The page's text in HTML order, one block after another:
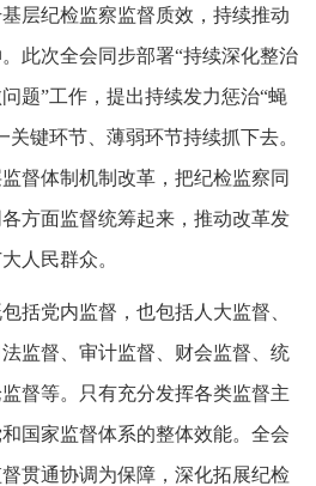
层纪检监察监督质效，持续推动
此次全会同步部署“持续深化整治
题”工作，提出持续发力惩治“蝇
键环节、薄弱环节持续抓下去。
督体制机制改革，把纪检监察同
方面监督统筹起来，推动改革发
人民群众。
括党内监督，也包括人大监督、
监督、审计监督、财会监督、统
督等。只有充分发挥各类监督主
国家监督体系的整体效能。全会
贯通协调为保障，深化拓展纪检